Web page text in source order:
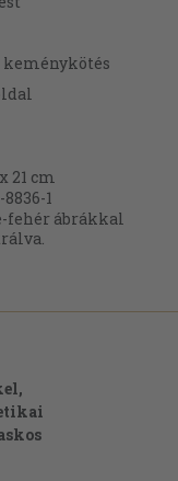
keménykötés
21 cm
1
fehér ábrákkal